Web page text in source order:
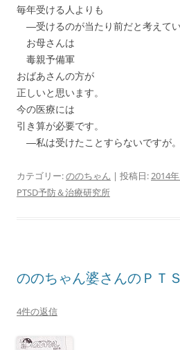
毎年受ける人よりも
―受けるのが当たり前だと考えて
お母さんは
毒親予備軍
おばあさんの方が
正しいと思います。
今の医療には
引き算が必要です。
―私は受けたことすらないですが。
カテゴリー:ののちゃん | 投稿日:2014
PTSD予防＆治療研究所
ののちゃん婆さんのＰＴ
4件の返信